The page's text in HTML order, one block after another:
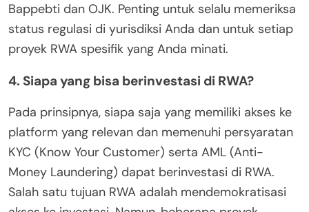
Bappebti dan OJK. Penting untuk selalu memeriksa
status regulasi di yurisdiksi Anda dan untuk setiap
proyek RWA spesifik yang Anda minati.
4. Siapa yang bisa berinvestasi di RWA?
Pada prinsipnya, siapa saja yang memiliki akses ke
platform yang relevan dan memenuhi persyaratan
KYC (Know Your Customer) serta AML (Anti-
Money Laundering) dapat berinvestasi di RWA.
Salah satu tujuan RWA adalah mendemokratisasi